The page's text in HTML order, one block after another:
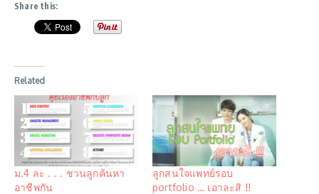
Share this:
Related
ม.4 ละ . . . ชวนลูกค้นหา
อาชีพกัน
ลูกสนใจแพทย์รอบ
portfolio … เอาละสิ !!